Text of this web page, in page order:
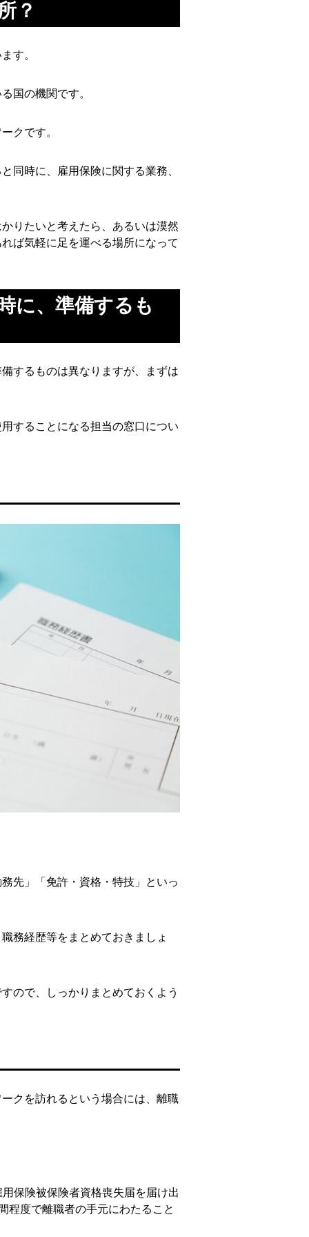
？
す。
国の機関です。
クです。
同時に、雇用保険に関する業務、
りたいと考えたら、あるいは漠然
ば気軽に足を運べる場所になって
に、準備するも
するものは異なりますが、まずは
することになる担当の窓口につい
先」「免許・資格・特技」といっ
務経歴等をまとめておきましょ
ので、しっかりまとめておくよう
クを訪れるという場合には、離職
保険被保険者資格喪失届を届け出
程度で離職者の手元にわたること